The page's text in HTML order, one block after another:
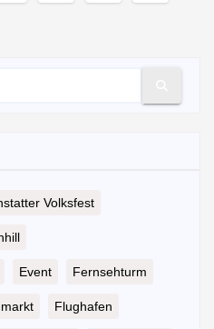
Volksfest
Event Fernsehturm
Flughafen